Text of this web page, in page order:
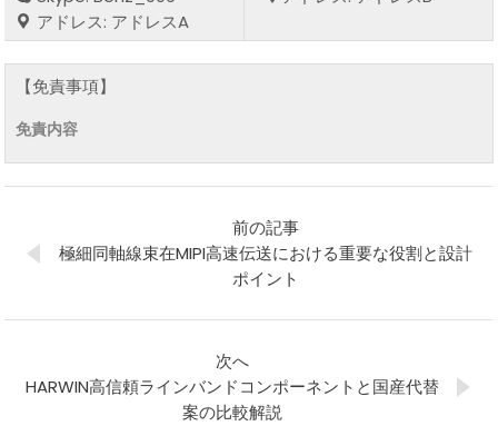
アドレス: アドレスA
【免責事項】
免責内容
前の記事
極細同軸線束在MIPI高速伝送における重要な役割と設計
ポイント
次へ
HARWIN高信頼ラインバンドコンポーネントと国産代替
案の比較解説